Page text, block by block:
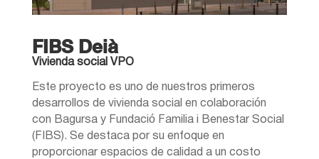
FIBS Deià
Vivienda social VPO
Este proyecto es uno de nuestros primeros
desarrollos de vivienda social en colaboración
con Bagursa y Fundació Familia i Benestar Social
(FIBS). Se destaca por su enfoque en
proporcionar espacios de calidad a un costo